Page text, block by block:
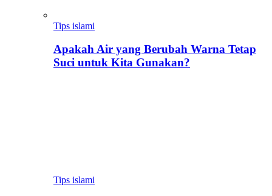
Tips islami
Apakah Air yang Berubah Warna Tetap
Suci untuk Kita Gunakan?
Tips islami